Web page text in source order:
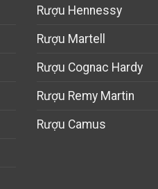
Rượu Hennessy
Rượu Martell
Rượu Cognac Hardy
Rượu Remy Martin
Rượu Camus